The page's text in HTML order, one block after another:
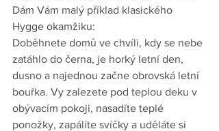
Dám Vám malý příklad klasického
Hygge okamžiku:
Doběhnete domů ve chvíli, kdy se nebe
zatáhlo do černa, je horký letní den,
dusno a najednou začne obrovská letní
bouřka. Vy zalezete pod teplou deku v
obývacím pokoji, nasadíte teplé
ponožky, zapálíte svíčky a uděláte si